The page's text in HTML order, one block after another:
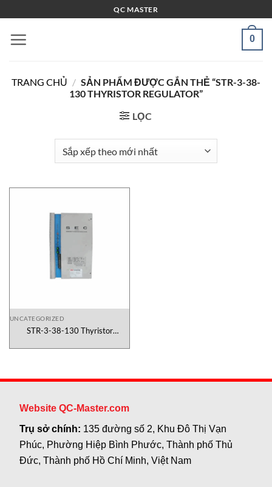
qua
nội
QC MASTER
0
TRANG CHỦ / SẢN PHẨM ĐƯỢC GẮN THẺ “STR-3-38-
130 THYRISTOR REGULATOR”
LỌC
UNCATEGORIZED
STR-3-38-130 Thyristor
Website QC-Master.com
Trụ sở chính: 135 đường số 2, Khu Đô Thị Vạn
Phúc, Phường Hiệp Bình Phước, Thành phố Thủ
Đức, Thành phố Hồ Chí Minh, Việt Nam